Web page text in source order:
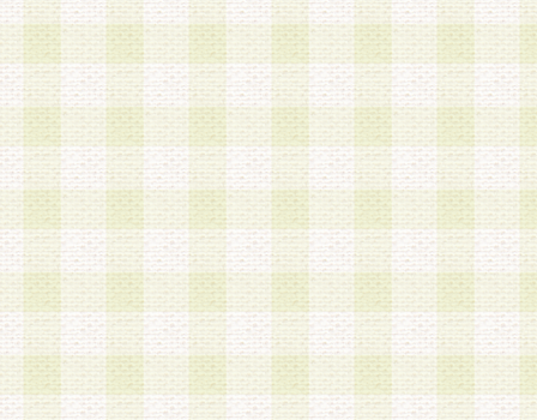
いものとします。
第4条 ログインIDおよびパスワードの管理
1.会員は、会員登録後、本サイト内にて本サービ
加する際には、前条に基づき当社から付与された
スワードを使用するものとします。
2.登録の際に当社が付与したログインIDおよびパ
の使用に関しては、全て会員本人がその責任を負
3.会員は、当社から付与されたログインIDおよび
貸与、名義変更、売買その他形態を問わず第三者
ならないものとします。
4.当社は、会員によるログインIDおよびパスワー